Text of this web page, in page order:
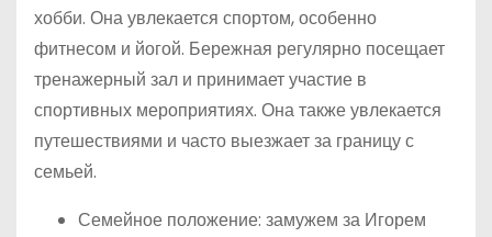
хобби. Она увлекается спортом, особенно
фитнесом и йогой. Бережная регулярно посещает
тренажерный зал и принимает участие в
спортивных мероприятиях. Она также увлекается
путешествиями и часто выезжает за границу с
семьей.
Семейное положение: замужем за Игорем